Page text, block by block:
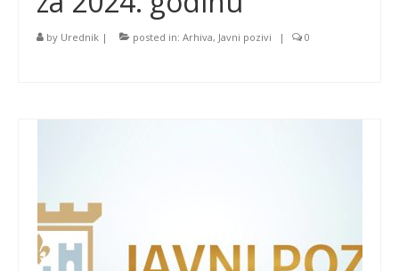
by Urednik | posted in: Arhiva, Javni pozivi | 0